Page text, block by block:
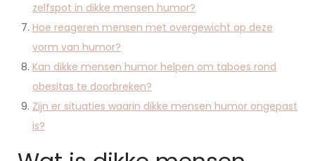
zelfspot in dikke mensen humor?
Hoe reageren mensen met overgewicht op deze
vorm van humor?
Kan dikke mensen humor helpen om taboes rond
obesitas te doorbreken?
Zijn er situaties waarin dikke mensen humor ongepast
is?